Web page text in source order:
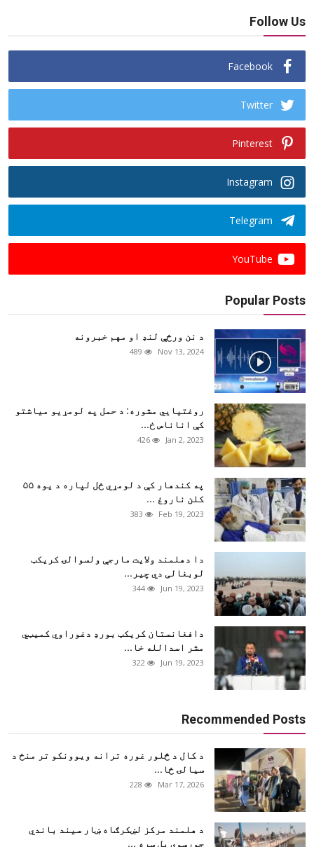
Follow Us
Facebook
Twitter
Pinterest
Instagram
Telegram
YouTube
Popular Posts
د نن ورځې لنډ او مهم خبرونه
Nov 13, 2024
روغتيايي مشوره: د حمل په لومړيو مياشتو
کې اناناس خ...
Jan 2, 2023
‏په کندهار کې د لومړي ځل لپاره د یوه ۵۵
کلن ناروغ ...
Feb 19, 2023
دا دهلمند ولایت مارجې ولسوالۍ کریکټ
لوبغالی دي چیر...
Jun 19, 2023
دافغانستان کریکټ بورډ دغوراوي کمیټي
مشر اسدالله خا...
Jun 19, 2023
Recommended Posts
د کال د څلور غوره ترانه ویوونکو تر منځ د
سیالۍ ځا...
Mar 17, 2026
د هلمند مرکز لښکرګاه ښار سیند باندي
جوړسوي پل سره ...